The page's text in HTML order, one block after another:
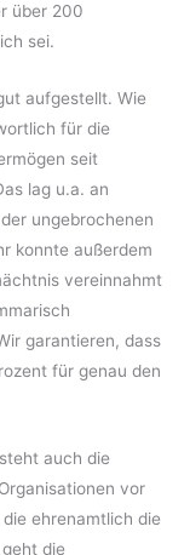
über 200
sei.
aufgestellt. Wie
für die
seit
lag u.a. an
ungebrochenen
konnte außerdem
vereinnahmt
garantieren, dass
für genau den
auch die
vor
ehrenamtlich die
die